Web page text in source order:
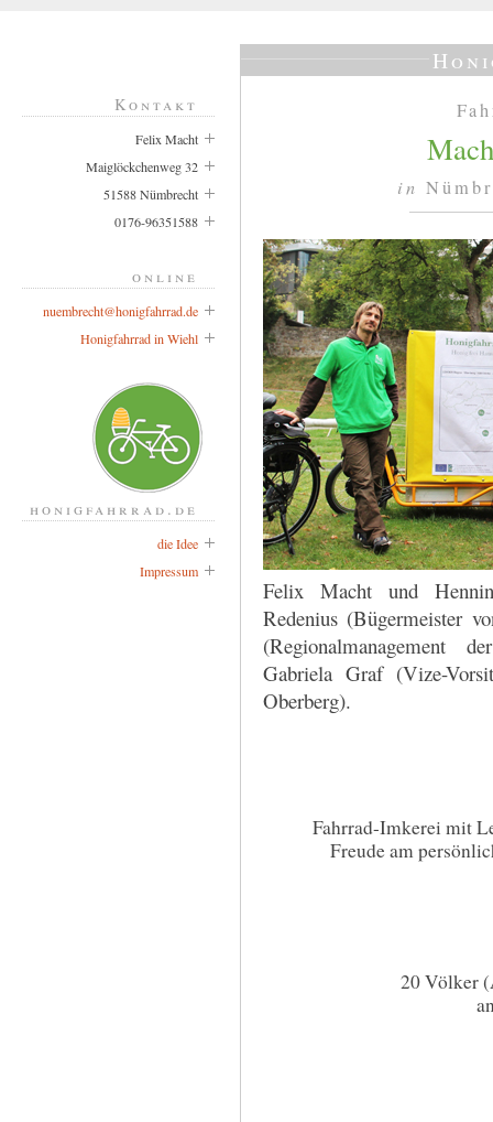
in
Felix Macht und
Redenius (Bügermeister
(Regionalmanagement
Gabriela Graf (Vize-
Oberberg).
Fahrrad-Imkerei mit
Freude am
20 Völker
Kontakt
Felix Macht
Maiglöckchenweg 32
51588 Nümbrecht
0176-96351588
online
nuembrecht@honigfahrrad.de
Honigfahrrad in Wiehl
honigfahrrad.de
die Idee
Impressum